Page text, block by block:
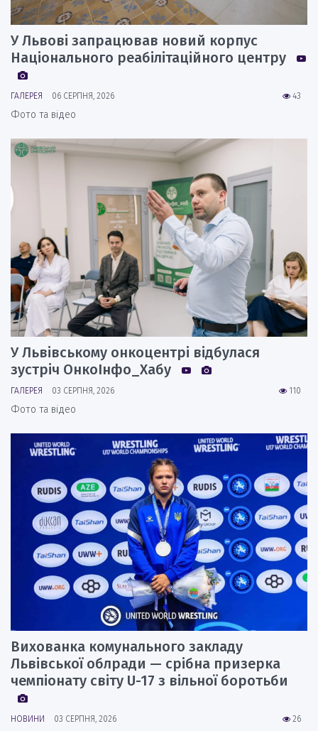
У Львові запрацював новий корпус
Національного реабілітаційного центру
43
ГАЛЕРЕЯ 06 СЕРПНЯ, 2026
Фото та відео
У Львівському онкоцентрі відбулася
зустріч ОнкоІнфо_Хабу
110
ГАЛЕРЕЯ 03 СЕРПНЯ, 2026
Фото та відео
Вихованка комунального закладу
Львівської облради — срібна призерка
чемпіонату світу U-17 з вільної боротьби
26
НОВИНИ 03 СЕРПНЯ, 2026